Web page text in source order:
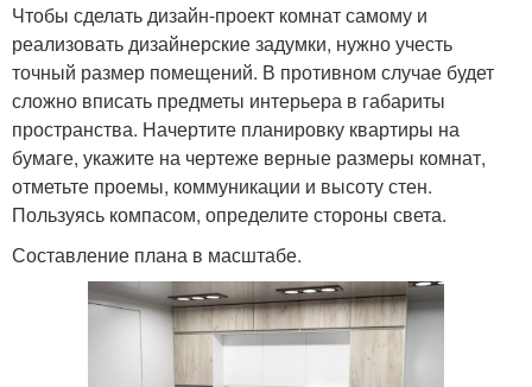
Чтобы сделать дизайн-проект комнат самому и
реализовать дизайнерские задумки, нужно учесть
точный размер помещений. В противном случае будет
сложно вписать предметы интерьера в габариты
пространства. Начертите планировку квартиры на
бумаге, укажите на чертеже верные размеры комнат,
отметьте проемы, коммуникации и высоту стен.
Пользуясь компасом, определите стороны света.
Составление плана в масштабе.